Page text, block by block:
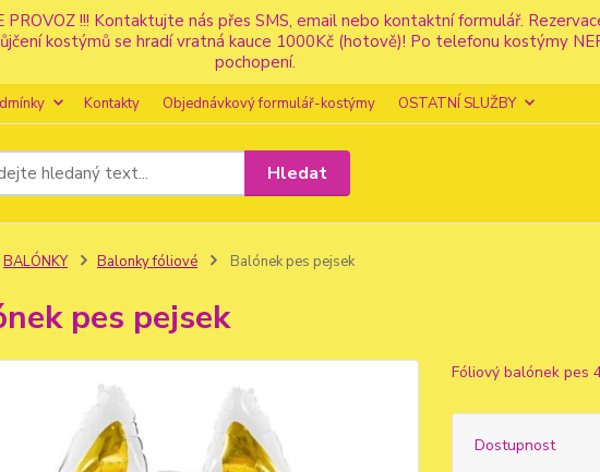
PROVOZ !!! Kontaktujte nás přes SMS, email nebo kontaktní formulář.
kostýmů se hradí vratná kauce 1000Kč (hotově)! Po telefonu kostýmy
pochopení.
Kontakty Objednávkový formulář-kostýmy OSTATNÍ SLUŽBY
Hledat
BALÓNKY Balonky fóliové Balónek pes pejsek
pes pejsek
Fóliový balónek pes
Dostupnost